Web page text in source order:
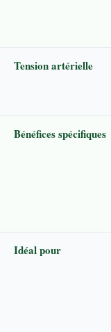
Tension artérielle
Bénéfices spécifiques
Idéal pour